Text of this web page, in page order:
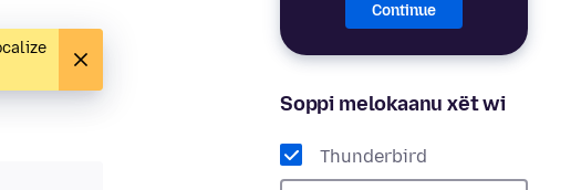
Continue
Soppi melokaanu xët wi
Thunderbird